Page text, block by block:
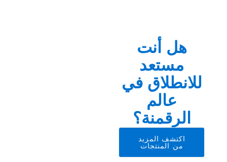
هل أنت
مستعد
للانطلاق في
عالم
الرقمنة؟
اكتشف المزيد
من المنتجات